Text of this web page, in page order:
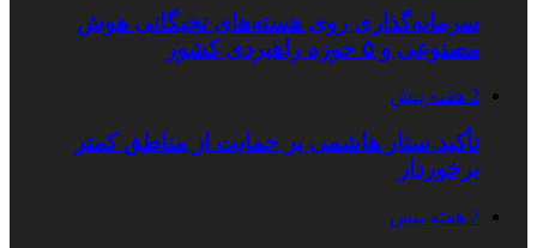
سرمایه‌گذاری روی هسته‌های نخبگانی هوش
مصنوعی و ۵ حوزه راهبردی کشور
2 هفته پیش
تأکید ستار هاشمی بر حمایت از مناطق کمتر
برخوردار
2 هفته پیش